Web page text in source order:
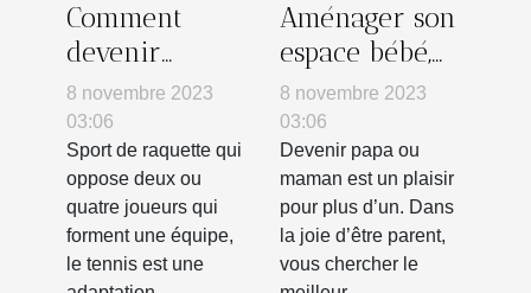
Comment
devenir
mentalement
fort au
tennis ?
8 novembre 2023
03:06
Sport de raquette qui
oppose deux ou
quatre joueurs qui
forment une équipe,
le tennis est une
Aménager son
espace bébé,
quelles astuces
pour déco ?
8 novembre 2023
03:06
Devenir papa ou
maman est un plaisir
pour plus d’un. Dans
la joie d’être parent,
vous chercher le